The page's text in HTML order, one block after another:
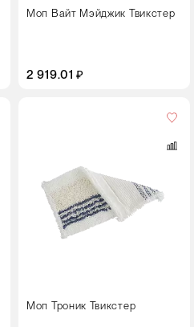
Моп Вайт Мэйджик Твикстер
2 919.01 ₽
Моп Троник Твикстер